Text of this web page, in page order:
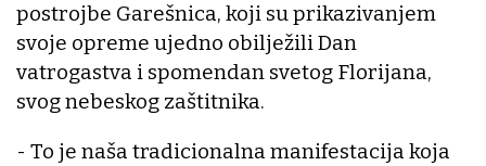
postrojbe Garešnica, koji su prikazivanjem
svoje opreme ujedno obilježili Dan
vatrogastva i spomendan svetog Florijana,
svog nebeskog zaštitnika.
- To je naša tradicionalna manifestacija koja